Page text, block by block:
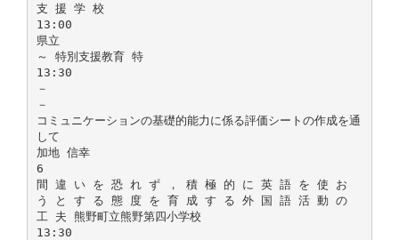
支 援 学 校
13:00
県立
～ 特別支援教育 特
13:30
－
－
コミュニケーションの基礎的能力に係る評価シートの作成を通
して
加地 信幸
6
間 違 い を 恐 れ ず ， 積 極 的 に 英 語 を 使 お
う と す る 態 度 を 育 成 す る 外 国 語 活 動 の
工 夫 熊野町立熊野第四小学校
13:30